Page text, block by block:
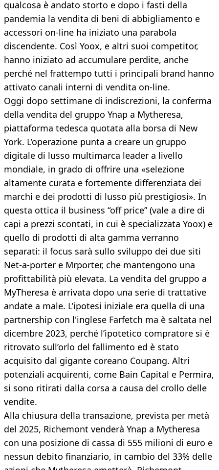
qualcosa è andato storto e dopo i fasti della
pandemia la vendita di beni di abbigliamento e
accessori on-line ha iniziato una parabola
discendente. Così Yoox, e altri suoi competitor,
hanno iniziato ad accumulare perdite, anche
perché nel frattempo tutti i principali brand hanno
attivato canali interni di vendita on-line.
Oggi dopo settimane di indiscrezioni, la conferma
della vendita del gruppo Ynap a Mytheresa,
piattaforma tedesca quotata alla borsa di New
York. L’operazione punta a creare un gruppo
digitale di lusso multimarca leader a livello
mondiale, in grado di offrire una «selezione
altamente curata e fortemente differenziata dei
marchi e dei prodotti di lusso più prestigiosi». In
questa ottica il business “off price” (vale a dire di
capi a prezzi scontati, in cui è specializzata Yoox) e
quello di prodotti di alta gamma verranno
separati: il focus sarà sullo sviluppo dei due siti
Net-a-porter e Mrporter, che mantengono una
profittabilità più elevata. La vendita del gruppo a
MyTheresa è arrivata dopo una serie di trattative
andate a male. L’ipotesi iniziale era quella di una
partnership con l'inglese Farfetch ma è saltata nel
dicembre 2023, perché l’ipotetico compratore si è
ritrovato sull’orlo del fallimento ed è stato
acquisito dal gigante coreano Coupang. Altri
potenziali acquirenti, come Bain Capital e Permira,
si sono ritirati dalla corsa a causa del crollo delle
vendite.
Alla chiusura della transazione, prevista per metà
del 2025, Richemont venderà Ynap a Mytheresa
con una posizione di cassa di 555 milioni di euro e
nessun debito finanziario, in cambio del 33% delle